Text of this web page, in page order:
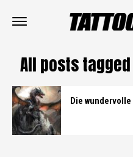
All posts
Die